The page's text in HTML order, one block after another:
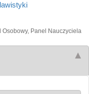
Osobowy, Panel Nauczyciela